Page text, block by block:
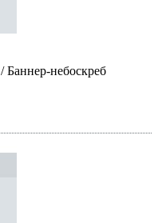
/ Баннер-небоскреб